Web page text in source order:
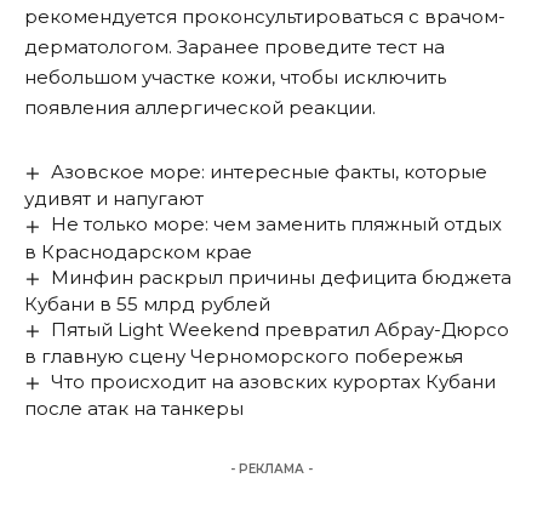
рекомендуется проконсультироваться с врачом-
дерматологом. Заранее проведите тест на
небольшом участке кожи, чтобы исключить
появления аллергической реакции.
Азовское море: интересные факты, которые
удивят и напугают
Не только море: чем заменить пляжный отдых
в Краснодарском крае
Минфин раскрыл причины дефицита бюджета
Кубани в 55 млрд рублей
Пятый Light Weekend превратил Абрау-Дюрсо
в главную сцену Черноморского побережья
Что происходит на азовских курортах Кубани
после атак на танкеры
- РЕКЛАМА -